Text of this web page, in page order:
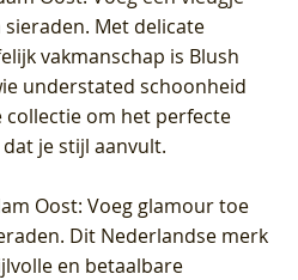
Met delicate
vakmanschap is Blush
understated schoonheid
collectie om het perfecte
je stijl aanvult.
Oost: Voeg glamour toe
Dit Nederlandse merk
en betaalbare